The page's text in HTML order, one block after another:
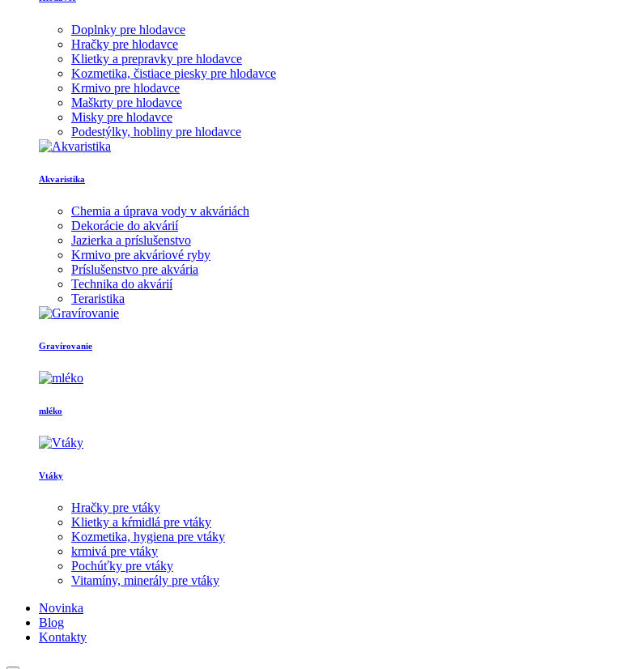
Doplnky pre hlodavce
Hračky pre hlodavce
Klietky a prepravky pre hlodavce
Kozmetika, čistiace piesky pre hlodavce
Krmivo pre hlodavce
Maškrty pre hlodavce
Misky pre hlodavce
Podestýlky, hobliny pre hlodavce
Akvaristika
Chemia a úprava vody v akváriách
Dekorácie do akvárií
Jazierka a príslušenstvo
Krmivo pre akváriové ryby
Príslušenstvo pre akvária
Technika do akvárií
Teraristika
Gravírovanie
mléko
Vtáky
Hračky pre vtáky
Klietky a kŕmidlá pre vtáky
Kozmetika, hygiena pre vtáky
krmivá pre vtáky
Pochúťky pre vtáky
Vitamíny, minerály pre vtáky
Novinka
Blog
Kontakty